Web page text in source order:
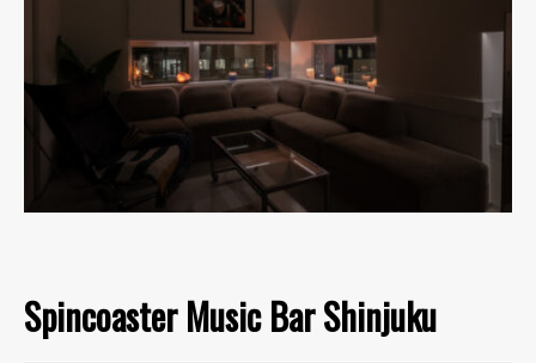
Spincoaster Music Bar Shinjuku